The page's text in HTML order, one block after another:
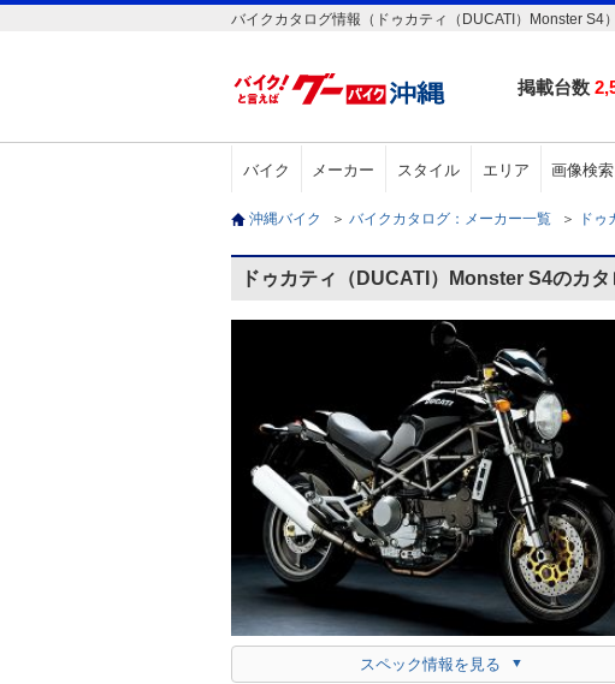
バイクカタログ情報（ドゥカティ（DUCATI）Monster S4）
掲載台数
バイク メーカー スタイル エリア 画像検索
沖縄バイク ＞ バイクカタログ：メーカー一覧 ＞ ドゥ
ドゥカティ（DUCATI）Monster S4のカタ
スペック情報を見る